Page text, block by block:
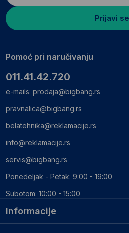
Informacije
Prijavi se
Pomoć pri naručivanju
011.41.42.720
e-mails: prodaja@bigbang.rs
pravnalica@bigbang.rs
belatehnika@reklamacije.rs
info@reklamacije.rs
servis@bigbang.rs
Ponedeljak - Petak: 9:00 - 19:00
Subotom: 10:00 - 15:00